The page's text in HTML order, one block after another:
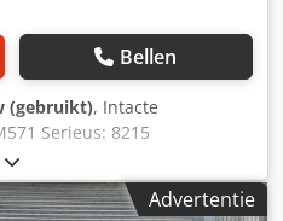
Bellen
(gebruikt), Intacte
Serieus: 8215
kamerafmetingen
tijdschakelaar,
Agqo Ai RehaAdvertentie